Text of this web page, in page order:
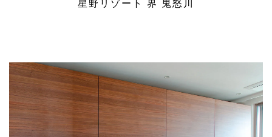
星野リゾート 界 鬼怒川